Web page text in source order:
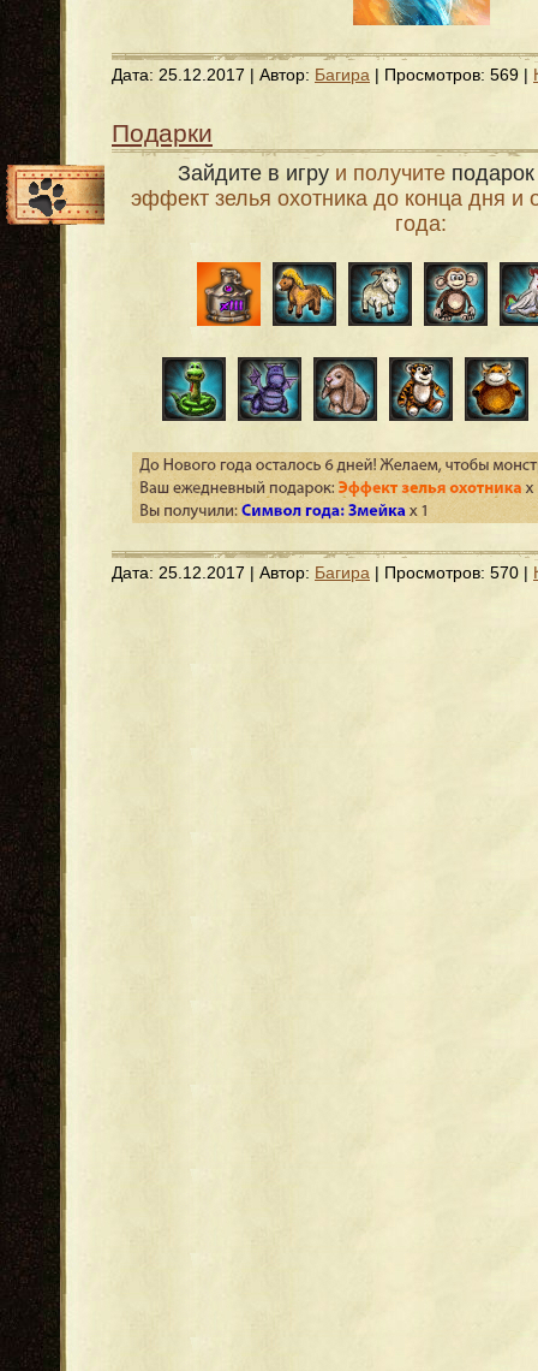
Дата: 25.12.2017 | Автор: Багира | Просмотров: 569 |
Подарки
Зайдите в игру и получите подарок
эффект зелья охотника до конца дня и
года:
Дата: 25.12.2017 | Автор: Багира | Просмотров: 570 |